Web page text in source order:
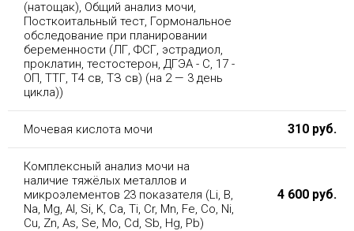
(натощак), Общий анализ мочи,
Посткоитальный тест, Гормональное
обследование при планировании
беременности (ЛГ, ФСГ, эстрадиол,
проклатин, тестостерон, ДГЭА - С, 17 -
ОП, ТТГ, Т4 св, ТЗ св) (на 2 — 3 день
цикла))
Мочевая кислота мочи 310 руб.
Комплексный анализ мочи на
наличие тяжёлых металлов и
микроэлементов 23 показателя (Li, B,
Na, Mg, Al, Si, K, Ca, Ti, Cr, Mn, Fe, Co, Ni,
Cu, Zn, As, Se, Mo, Cd, Sb, Hg, Pb)
4 600 руб.